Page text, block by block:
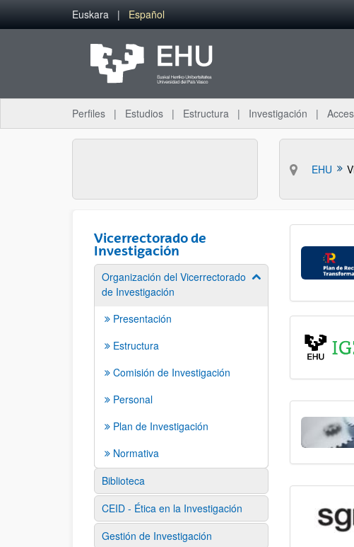
Saltar al contenido principal
Euskara Español
Perfiles Estudios Estructura Investigación
EHU
Vicerrectorado de
Investigación
Organización del Vicerrectorado
de Investigación
Mostrar/ocultar
Presentación
Estructura
Comisión de Investigación
Personal
Plan de Investigación
Normativa
Biblioteca
CEID - Ética en la Investigación
Gestión de Investigación